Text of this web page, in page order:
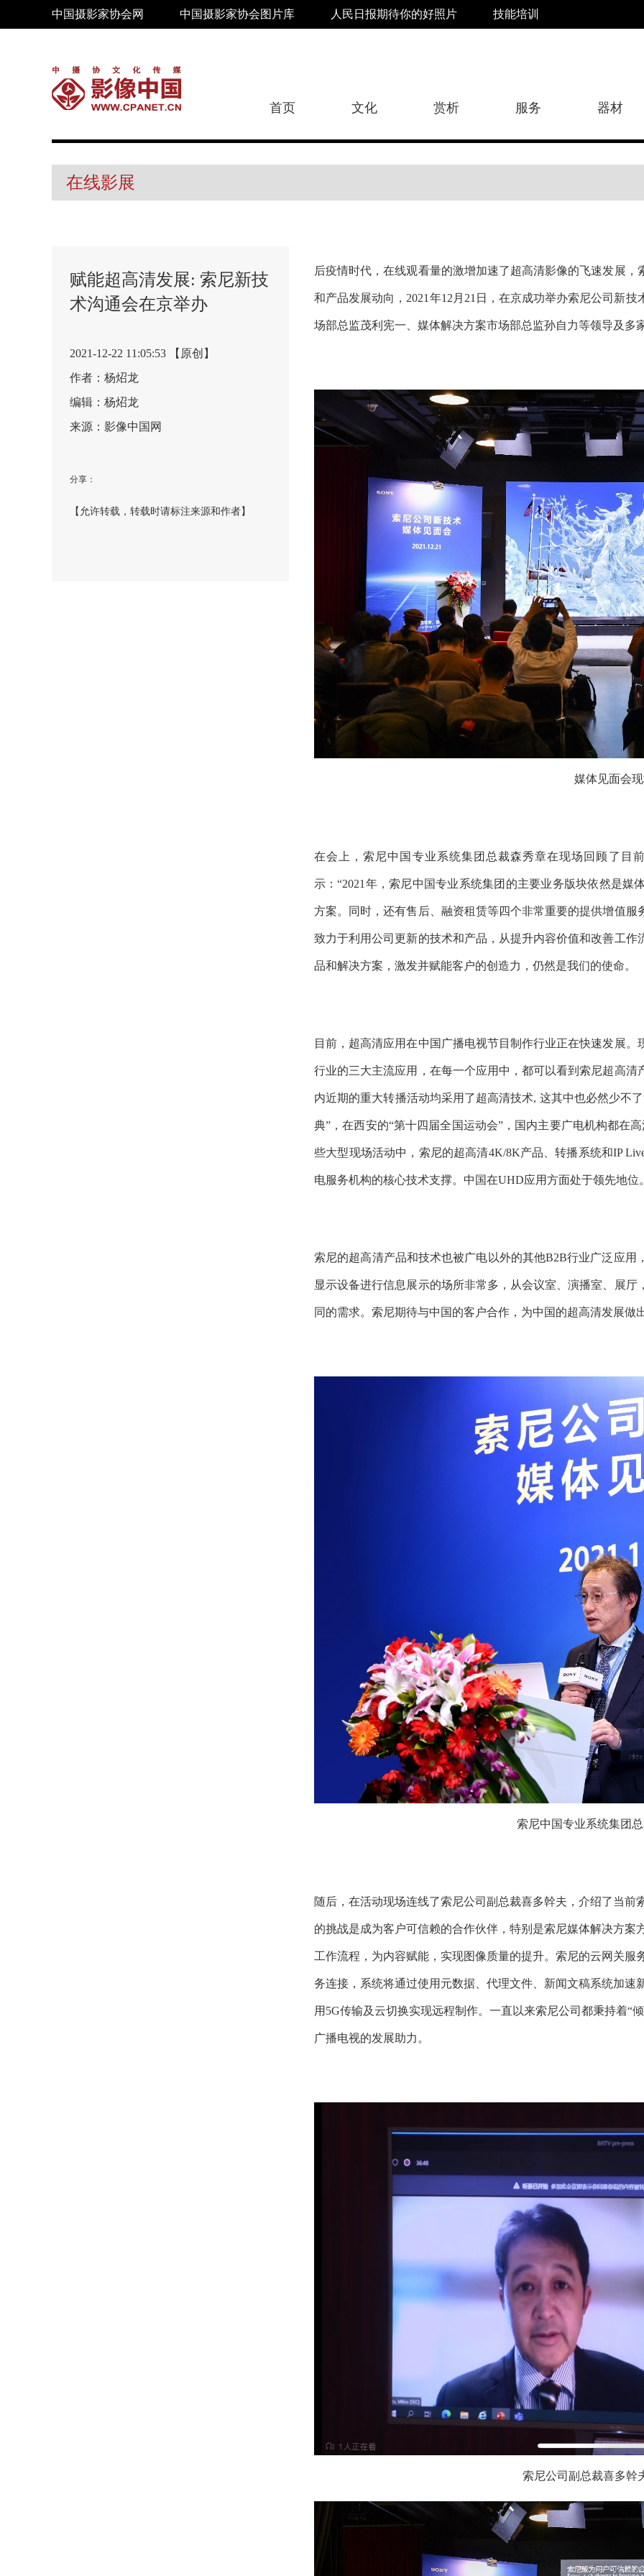
中国摄影家协会网 中国摄影家协会图片库 人民日报期待你的好照片 技能培训
首页 文化 赏析 服务 器材
在线影展
赋能超高清发展: 索尼新技
术沟通会在京举办
2021-12-22 11:05:53 【原创】
作者：杨炤龙
编辑：杨炤龙
来源：影像中国网
分享：
【允许转载，转载时请标注来源和作者】
后疫情时代，在线观看量的激增加速了超高清影像的飞速发展
和产品发展动向，2021年12月21日，在京成功举办索尼公司新
场部总监茂利宪一、媒体解决方案市场部总监孙自力等领导及多
媒体见面会
在会上，索尼中国专业系统集团总裁森秀章在现场回顾了目
示：“2021年，索尼中国专业系统集团的主要业务版块依然是
方案。同时，还有售后、融资租赁等四个非常重要的提供增值
致力于利用公司更新的技术和产品，从提升内容价值和改善工
品和解决方案，激发并赋能客户的创造力，仍然是我们的使命。
目前，超高清应用在中国广播电视节目制作行业正在快速发展
行业的三大主流应用，在每一个应用中，都可以看到索尼超高
内近期的重大转播活动均采用了超高清技术, 这其中也必然少不
典”，在西安的“第十四届全国运动会”，国内主要广电机构都在
些大型现场活动中，索尼的超高清4K/8K产品、转播系统和IP
电服务机构的核心技术支撑。中国在UHD应用方面处于领先地位
索尼的超高清产品和技术也被广电以外的其他B2B行业广泛应
显示设备进行信息展示的场所非常多，从会议室、演播室、展
同的需求。索尼期待与中国的客户合作，为中国的超高清发展做
索尼中国专业系统集团
随后，在活动现场连线了索尼公司副总裁喜多幹夫，介绍了当
的挑战是成为客户可信赖的合作伙伴，特别是索尼媒体解决方
工作流程，为内容赋能，实现图像质量的提升。索尼的云网关
务连接，系统将通过使用元数据、代理文件、新闻文稿系统加速
用5G传输及云切换实现远程制作。一直以来索尼公司都秉持着“
广播电视的发展助力。
索尼公司副总裁喜多幹